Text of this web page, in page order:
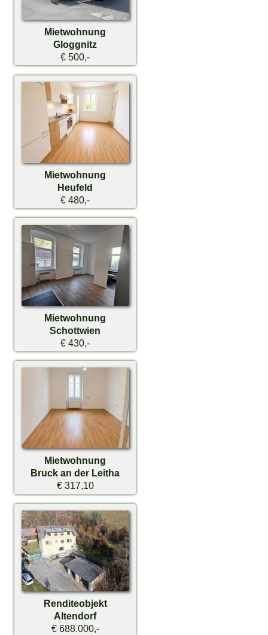
Mietwohnung
Gloggnitz
€ 500,-
Mietwohnung
Heufeld
€ 480,-
Mietwohnung
Schottwien
€ 430,-
Mietwohnung
Bruck an der Leitha
€ 317,10
Renditeobjekt
Altendorf
€ 688.000,-